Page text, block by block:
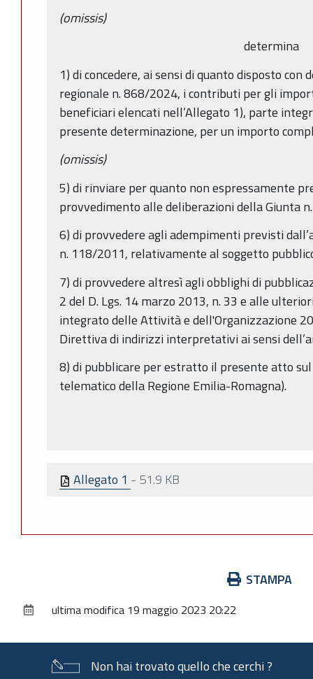
(omissis)
determina
1) di concedere, ai sensi di quanto disposto con
regionale n. 868/2024, i contributi per gli
beneficiari elencati nell’Allegato 1), parte
presente determinazione, per un importo
(omissis)
5) di rinviare per quanto non espressamente
provvedimento alle deliberazioni della Giunta
6) di provvedere agli adempimenti previsti
n. 118/2011, relativamente al soggetto
7) di provvedere altresì agli obblighi di
2 del D. Lgs. 14 marzo 2013, n. 33 e alle
integrato delle Attività e dell'Organizzazione
Direttiva di indirizzi interpretativi ai sensi
8) di pubblicare per estratto il presente atto
telematico della Regione Emilia-Romagna).
Allegato 1 - 51.9 KB
documento
STAMPA
ultima modifica 19 maggio 2023 20:22
Non hai trovato quello che cerchi ?